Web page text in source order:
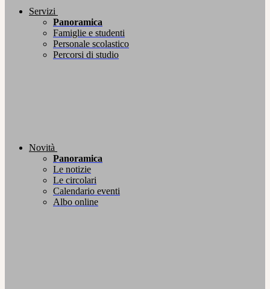
Servizi
Panoramica
Famiglie e studenti
Personale scolastico
Percorsi di studio
Novità
Panoramica
Le notizie
Le circolari
Calendario eventi
Albo online